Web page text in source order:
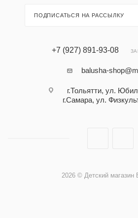
ПОДПИСАТЬСЯ НА РАССЫЛКУ
+7 (927) 891-93-08
balusha-
г.Тольятти, ул.
г.Самара, ул.
2026 © Детский магазин